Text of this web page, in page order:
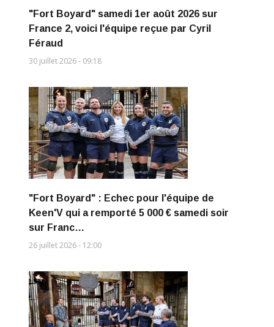
"Fort Boyard" samedi 1er août 2026 sur
France 2, voici l'équipe reçue par Cyril
Féraud
30 juillet 2026 - 09:18
"Fort Boyard" : Echec pour l'équipe de
Keen'V qui a remporté 5 000 € samedi soir
sur Franc…
26 juillet 2026 - 12:00